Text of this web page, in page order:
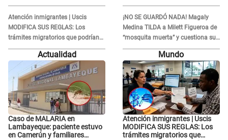
ENFRENTAMIENTO con Gabriel
Moisés: “Gracias”
Atención inmigrantes | Uscis
MODIFICA SUS REGLAS: Los
trámites migratorios que podrían
necesitar tu prueba de ADN
Lorena la ECHA en VIVO
¡NO SE GUARDÓ NADA! Magaly
Medina TILDA a Milett Figueroa de
“mosquita muerta” y cuestiona su
RECONCILIACIÓN con Marcelo
Tinelli en TV argentina
Actualidad
Caso de MALARIA en
Lambayeque: paciente estuvo
en Camerún y familiares
Mundo
Atención inmigrantes | Uscis
MODIFICA SUS REGLAS: Los
trámites migratorios que